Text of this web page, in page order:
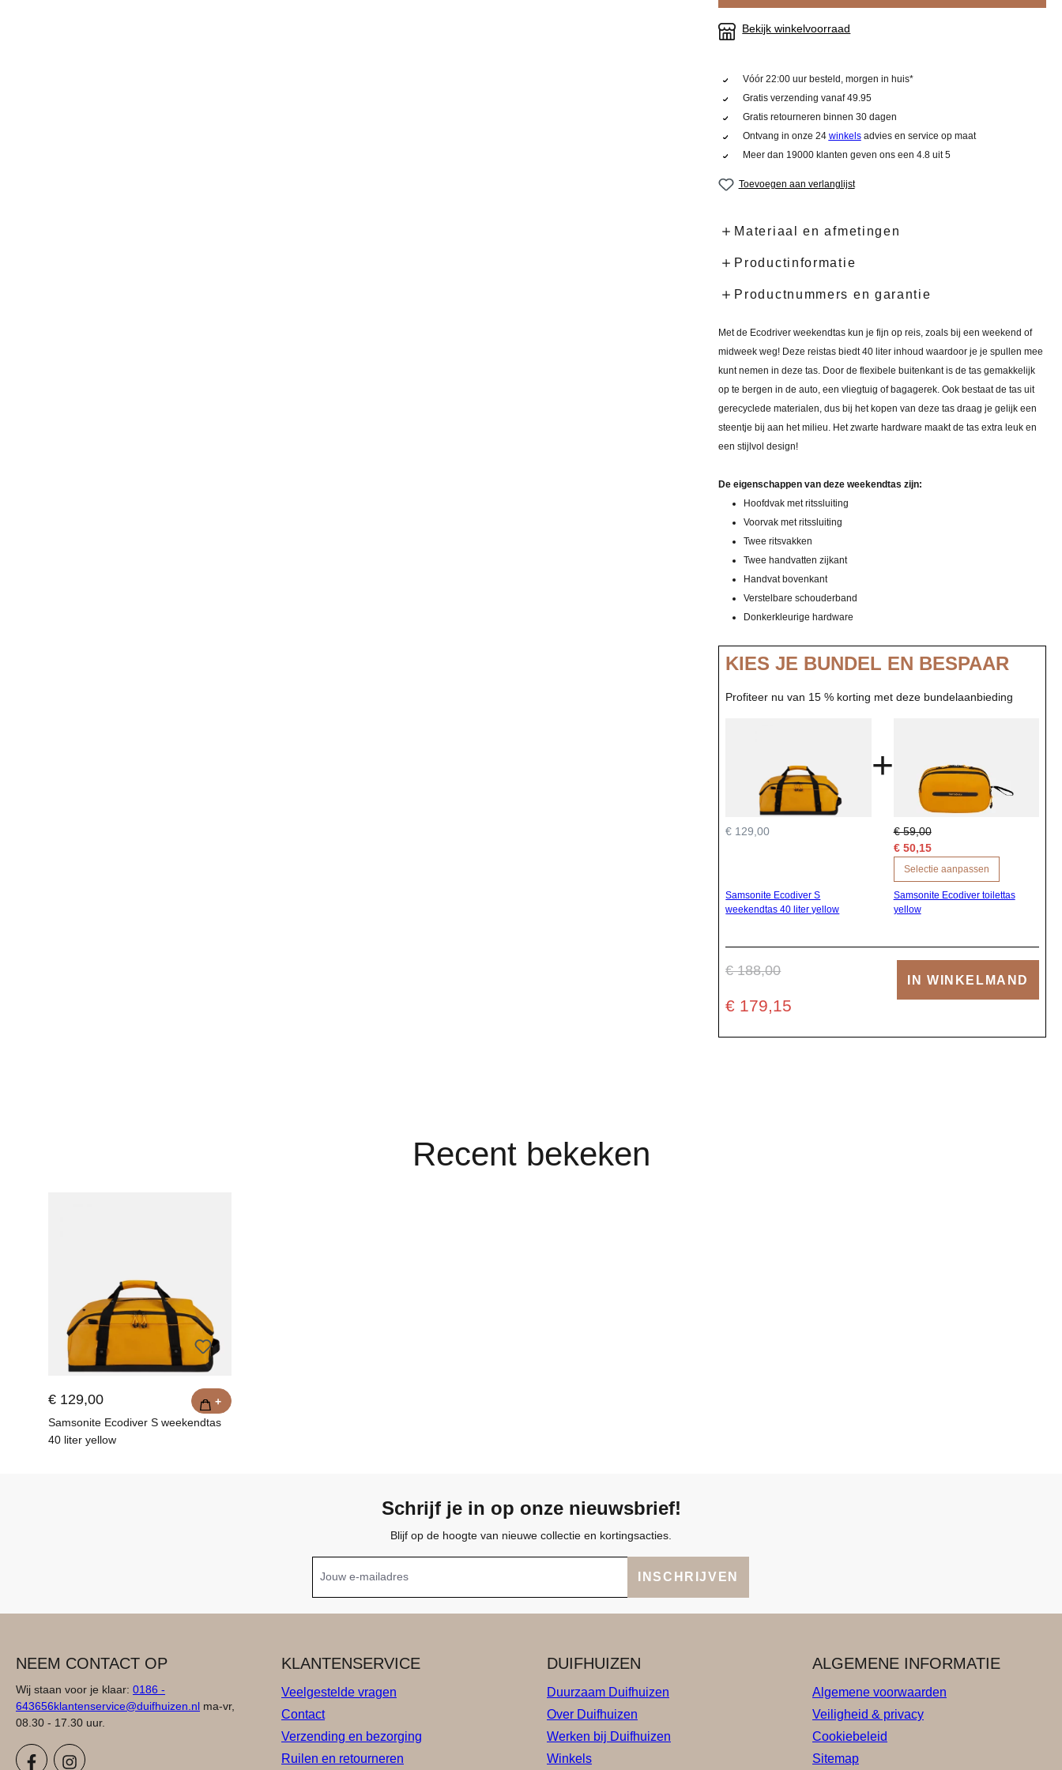
Bekijk winkelvoorraad
Vóór 22:00 uur besteld, morgen in huis*
Gratis verzending vanaf 49.95
Gratis retourneren binnen 30 dagen
Ontvang in onze 24 winkelsadvies en service op maat
Meer dan 19000 klanten geven ons een 4.8 uit 5
Toevoegen aan verlanglijst
Materiaal en afmetingen
Productinformatie
Productnummers en garantie
Met de Ecodriver weekendtas kun je fijn op reis, zoals bij een weekend of
midweek weg! Deze reistas biedt 40 liter inhoud waardoor je je spullen mee
kunt nemen in deze tas. Door de flexibele buitenkant is de tas gemakkelijk
op te bergen in de auto, een vliegtuig of bagagerek. Ook bestaat de tas uit
gerecyclede materialen, dus bij het kopen van deze tas draag je gelijk een
steentje bij aan het milieu. Het zwarte hardware maakt de tas extra leuk en
een stijlvol design!
De eigenschappen van deze weekendtas zijn:
Hoofdvak met ritssluiting
Voorvak met ritssluiting
Twee ritsvakken
Twee handvatten zijkant
Handvat bovenkant
Verstelbare schouderband
Donkerkleurige hardware
KIES JE BUNDEL EN BESPAAR
Profiteer nu van 15 % korting met deze bundelaanbieding
€ 129,00
Samsonite Ecodiver S
weekendtas 40 liter yellow
+
€ 59,00
€ 50,15
Selectie aanpassen
Samsonite Ecodiver toilettas
yellow
€ 188,00
€ 179,15
IN WINKELMAND
Recent bekeken
€ 129,00
Samsonite Ecodiver S weekendtas
40 liter yellow
+
Schrijf je in op onze nieuwsbrief!
Blijf op de hoogte van nieuwe collectie en kortingsacties.
INSCHRIJVEN
NEEM CONTACT OP
Wij staan voor je klaar: 0186 -
643656klantenservice@duifhuizen.nl ma-vr,
08.30 - 17.30 uur.
KLANTENSERVICE
Veelgestelde vragen
Contact
Verzending en bezorging
Ruilen en retourneren
DUIFHUIZEN
Duurzaam Duifhuizen
Over Duifhuizen
Werken bij Duifhuizen
Winkels
ALGEMENE INFORMATIE
Algemene voorwaarden
Veiligheid & privacy
Cookiebeleid
Sitemap